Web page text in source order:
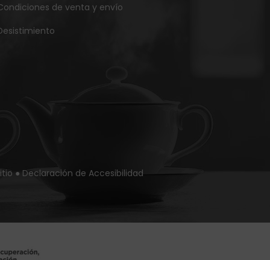
de venta y envío
● Declaración de Accesibilidad